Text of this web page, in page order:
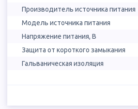
Производитель источника питания
Модель источника питания
Напряжение питания, В
Защита от короткого замыкания
Гальваническая изоляция